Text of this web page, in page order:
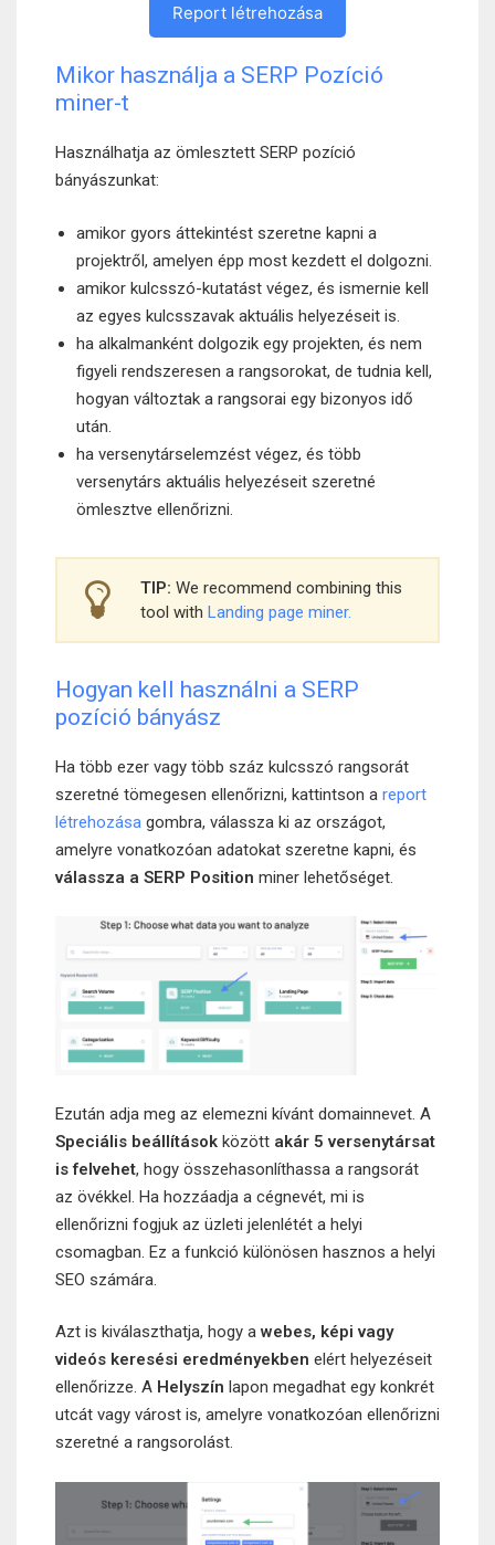
Report létrehozása
Mikor használja a SERP Pozíció
miner-t
Használhatja az ömlesztett SERP pozíció
bányászunkat:
amikor gyors áttekintést szeretne kapni a
projektről, amelyen épp most kezdett el dolgozni.
amikor kulcsszó-kutatást végez, és ismernie kell
az egyes kulcsszavak aktuális helyezéseit is.
ha alkalmanként dolgozik egy projekten, és nem
figyeli rendszeresen a rangsorokat, de tudnia kell,
hogyan változtak a rangsorai egy bizonyos idő
után.
ha versenytárselemzést végez, és több
versenytárs aktuális helyezéseit szeretné
ömlesztve ellenőrizni.
TIP: We recommend combining this
tool with Landing page miner.
Hogyan kell használni a SERP
pozíció bányász
Ha több ezer vagy több száz kulcsszó rangsorát
szeretné tömegesen ellenőrizni, kattintson a report
létrehozása gombra, válassza ki az országot,
amelyre vonatkozóan adatokat szeretne kapni, és
válassza a SERP Position miner lehetőséget.
Ezután adja meg az elemezni kívánt domainnevet. A
Speciális beállítások között akár 5 versenytársat
is felvehet, hogy összehasonlíthassa a rangsorát
az övékkel. Ha hozzáadja a cégnevét, mi is
ellenőrizni fogjuk az üzleti jelenlétét a helyi
csomagban. Ez a funkció különösen hasznos a helyi
SEO számára.
Azt is kiválaszthatja, hogy awebes, képi vagy
videós keresési eredményekben elért helyezéseit
ellenőrizze. A Helyszín lapon megadhat egy konkrét
utcát vagy várost is, amelyre vonatkozóan ellenőrizni
szeretné a rangsorolást.